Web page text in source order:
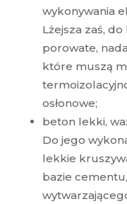
wykonywania
Lżejsza zaś,
porowate,
które muszą
osłonowe;
beton lekki,
Do jego
lekkie
bazie